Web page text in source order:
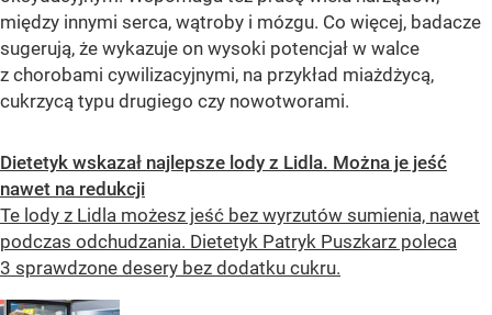
między innymi serca, wątroby i mózgu. Co więcej, badacze
sugerują, że wykazuje on wysoki potencjał w walce
z chorobami cywilizacyjnymi, na przykład miażdżycą,
cukrzycą typu drugiego czy nowotworami.
Dietetyk wskazał najlepsze lody z Lidla. Można je jeść
nawet na redukcji
Te lody z Lidla możesz jeść bez wyrzutów sumienia, nawet
podczas odchudzania. Dietetyk Patryk Puszkarz poleca
3 sprawdzone desery bez dodatku cukru.